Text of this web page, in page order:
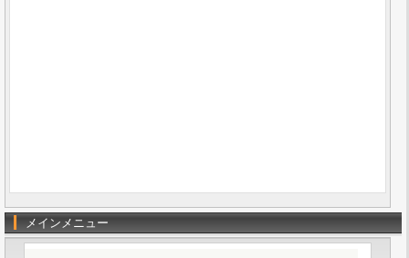
メインメニュー